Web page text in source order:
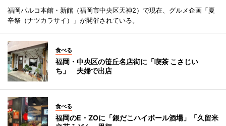
福岡パルコ本館・新館（福岡市中央区天神2）で現在、グルメ企画「夏
辛祭（ナツカラサイ）」が開催されている。
食べる
福岡・中央区の笹丘名店街に「喫茶 こさじい
ち」 夫婦で出店
食べる
福岡のE・ZOに「銀だこハイボール酒場」「久留米